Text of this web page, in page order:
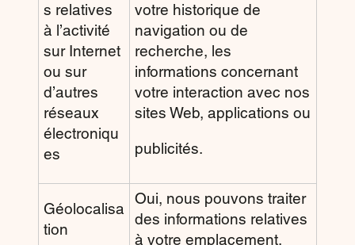
s relatives
à l’activité
sur Internet
ou sur
d’autres
réseaux
électroniqu
es
votre historique de
navigation ou de
recherche, les
informations concernant
votre interaction avec nos
sites Web, applications ou
publicités.
Géolocalisa
tion
Oui, nous pouvons traiter
des informations relatives
à votre emplacement.